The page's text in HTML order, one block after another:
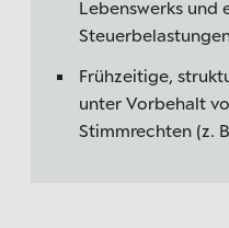
Lebenswerks und
Frühzeitige,
unter Vorbehalt
Stimmrechten (z.